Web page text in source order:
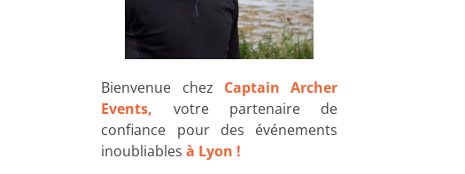
Bienvenue chez Captain Archer
Events, votre partenaire de
confiance pour des événements
inoubliablesà Lyon !